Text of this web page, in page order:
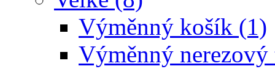
Výměnný košík (1)
Výměnný nerezový